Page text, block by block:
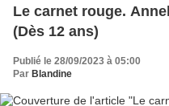
Le carnet rouge.
(Dès 12 ans)
Publié le 28/09/2023 à 05:00
Par Blandine